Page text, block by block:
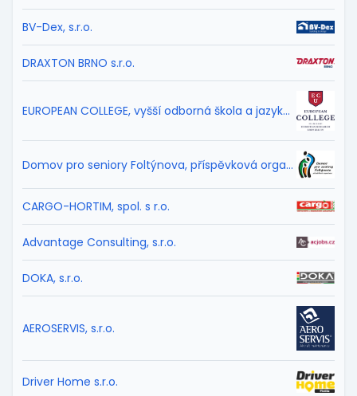
BV-Dex, s.r.o.
DRAXTON BRNO s.r.o.
EUROPEAN COLLEGE, vyšší odborná škola a jazyková škola s právem státní jazykové zkoušky Ostrava, s.r.o.
Domov pro seniory Foltýnova, příspěvková organizace
CARGO-HORTIM, spol. s r.o.
Advantage Consulting, s.r.o.
DOKA, s.r.o.
AEROSERVIS, s.r.o.
Driver Home s.r.o.